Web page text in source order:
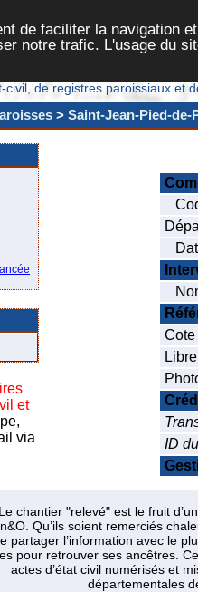
de faciliter la navigation
notre trafic. L'usage du
civil, de registres paroissiaux et
> Saint-Jean-Pied-
et
via
ID
Le chantier "relevé" est le fruit
Qu’ils soient remerciés
partager l’information avec le
pour retrouver ses ancêtres.
actes d’état civil numérisés et
départementales